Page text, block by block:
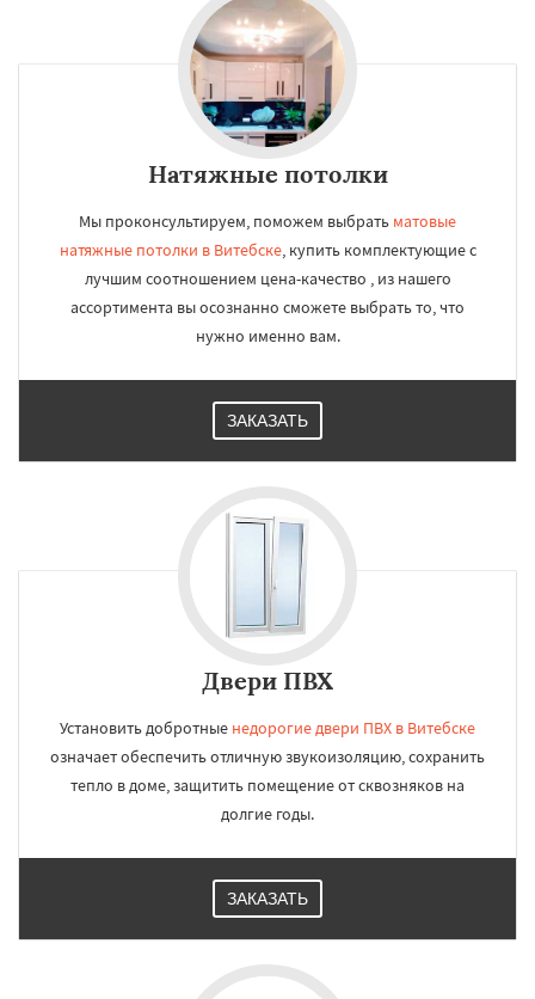
Натяжные потолки
Мы проконсультируем, поможем выбрать матовые
натяжные потолки в Витебске, купить комплектующие с
лучшим соотношением цена-качество , из нашего
ассортимента вы осознанно сможете выбрать то, что
нужно именно вам.
ЗАКАЗАТЬ
Двери ПВХ
Установить добротные недорогие двери ПВХ в Витебске
означает обеспечить отличную звукоизоляцию, сохранить
тепло в доме, защитить помещение от сквозняков на
долгие годы.
ЗАКАЗАТЬ